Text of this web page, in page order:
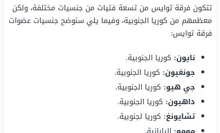
تتكون فرقة توايس من تسعة فتيات من جنسيات مختلفة، ولكن
معظمهم من كوريا الجنوبية، وفيما يلي سنوضح جنسيات عضوات
فرقة توايس:
نايون: كوريا الجنوبية.
جونغيون: كوريا الجنوبية.
جي هيو: كوريا الجنوبية.
داهيون: كوريا الجنوبية.
تشايونغ: كوريا لجنوبية.